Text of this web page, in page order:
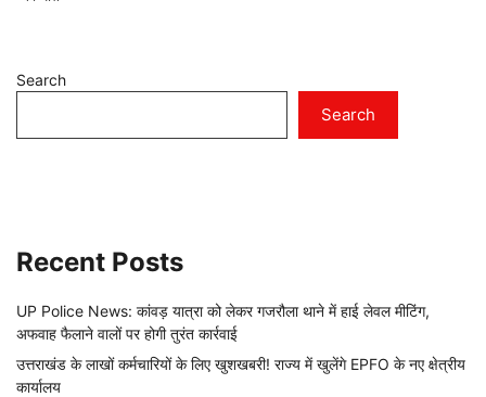
Search
Search
Recent Posts
UP Police News: कांवड़ यात्रा को लेकर गजरौला थाने में हाई लेवल मीटिंग,
अफवाह फैलाने वालों पर होगी तुरंत कार्रवाई
उत्तराखंड के लाखों कर्मचारियों के लिए खुशखबरी! राज्य में खुलेंगे EPFO के नए क्षेत्रीय
कार्यालय